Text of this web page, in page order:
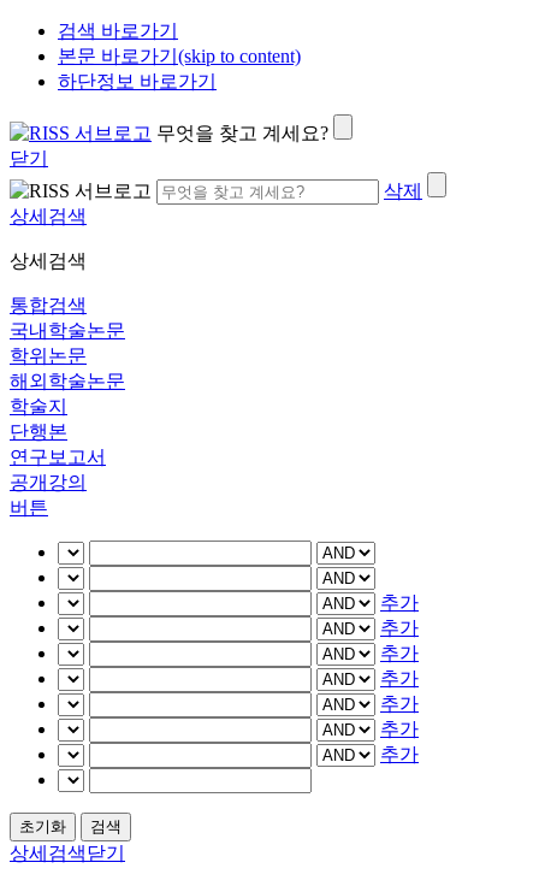
검색 바로가기
본문 바로가기(skip to content)
하단정보 바로가기
무엇을 찾고 계세요?
닫기
삭제
상세검색
상세검색
통합검색
국내학술논문
학위논문
해외학술논문
학술지
단행본
연구보고서
공개강의
버튼
추가
추가
추가
추가
추가
추가
추가
상세검색닫기